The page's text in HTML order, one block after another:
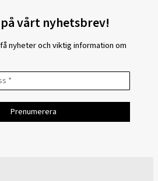
vårt nyhetsbrev!
nyheter och viktig information om